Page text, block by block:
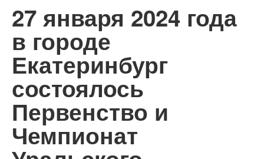
27 января 2024 года
в городе
Екатеринбург
состоялось
Первенство и
Чемпионат